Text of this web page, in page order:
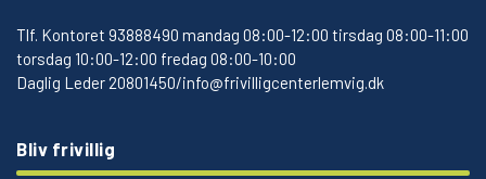
Tlf. Kontoret 93888490 mandag 08:00-12:00 tirsdag 08:00-11:00
torsdag 10:00-12:00 fredag 08:00-10:00
Daglig Leder 20801450/info@frivilligcenterlemvig.dk
Bliv frivillig